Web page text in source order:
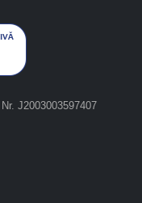
J2003003597407